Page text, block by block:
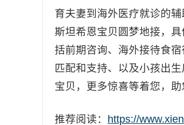
育夫妻到海外医疗就诊的
斯坦希恩宝贝圆梦地接，
括前期咨询、海外接待食
匹配和支持、以及小孩出
宝贝，更多惊喜等着您，
推荐阅读： https://